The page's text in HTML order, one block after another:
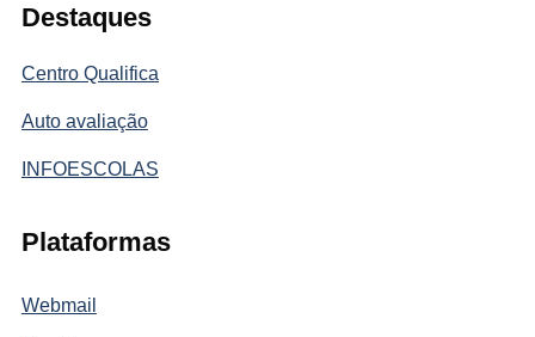
Destaques
Centro Qualifica
Auto avaliação
INFOESCOLAS
Plataformas
Webmail